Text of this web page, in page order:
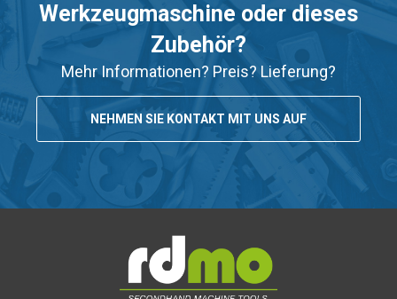
Werkzeugmaschine oder dieses
Zubehör?
Mehr Informationen? Preis? Lieferung?
NEHMEN SIE KONTAKT MIT UNS AUF